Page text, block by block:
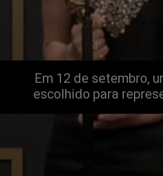
Em 12 de setembro,
escolhido para